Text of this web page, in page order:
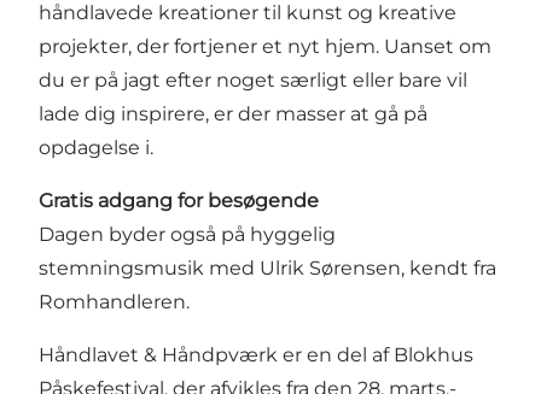
håndlavede kreationer til kunst og kreative
projekter, der fortjener et nyt hjem. Uanset om
du er på jagt efter noget særligt eller bare vil
lade dig inspirere, er der masser at gå på
opdagelse i.
Gratis adgang for besøgende
Dagen byder også på hyggelig
stemningsmusik med Ulrik Sørensen, kendt fra
Romhandleren.
Håndlavet & Håndpværk er en del af Blokhus
Påskefestival, der afvikles fra den 28. marts.-